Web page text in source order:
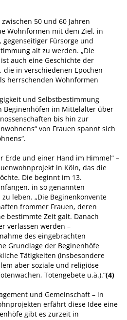
50 und 60 Jahren
Wohnformen mit dem Ziel, in
Fürsorge und
alt zu werden. „Die
auch eine Geschichte der
die in verschiedenen Epochen
herrschenden Wohnformen
und Selbstbestimmung
Beginenhöfen im Mittelalter über
bis hin zur
von Frauen spannt sich
Erde und einer Hand im Himmel“ –
in Köln, das die
Die beginnt im 13.
in so genannten
leben. „Die Beginenkonvente
frommer Frauen, deren
bestimmte Zeit galt. Danach
verlassen werden –
des eingebrachten
Grundlage der Beginenhöfe
Tätigkeiten (insbesondere
aber soziale und religiöse
Totengebete u.ä.).“(4)
und Gemeinschaft – in
erfährt diese Idee eine
gibt es zurzeit in